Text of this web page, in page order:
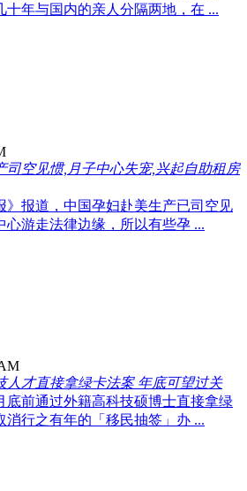
十年与国内的亲人分隔两地，在 ...
司空见惯,月子中心失宠,兴起自助租房
》报道，中国孕妇赴美生产已司空见
心游走法律边缘，所以有些孕 ...
人才直接拿绿卡法案 年底可望过关
底前通过外籍高科技硕博士直接拿绿
消行之有年的「移民抽签」办 ...